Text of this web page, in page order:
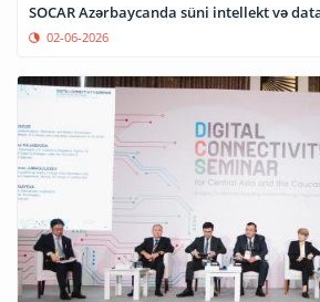
SOCAR Azərbaycanda süni intellekt və
02-06-2026